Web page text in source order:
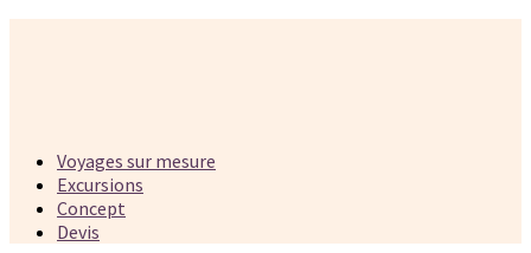
Voyages sur mesure
Excursions
Concept
Devis